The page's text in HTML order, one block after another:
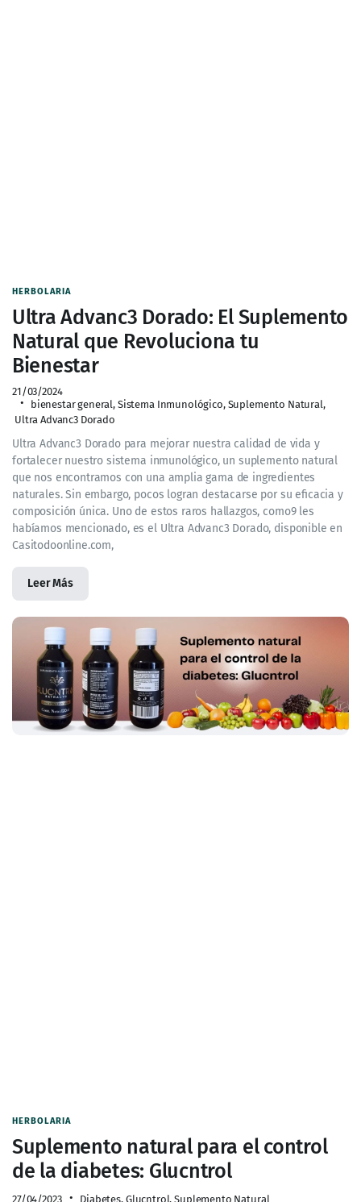
HERBOLARIA
Ultra Advanc3 Dorado: El Suplemento
Natural que Revoluciona tu
Bienestar
21/03/2024
bienestar general, Sistema Inmunológico, Suplemento Natural,
Ultra Advanc3 Dorado
Ultra Advanc3 Dorado para mejorar nuestra calidad de vida y
fortalecer nuestro sistema inmunológico, un suplemento natural
que nos encontramos con una amplia gama de ingredientes
naturales. Sin embargo, pocos logran destacarse por su eficacia y
composición única. Uno de estos raros hallazgos, como9 les
habíamos mencionado, es el Ultra Advanc3 Dorado, disponible en
Casitodoonline.com,
Leer Más
HERBOLARIA
Suplemento natural para el control
de la diabetes: Glucntrol
27/04/2023 Diabetes, Glucntrol, Suplemento Natural